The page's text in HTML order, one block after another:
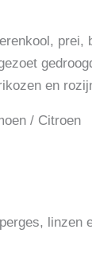
prei,
en
/ Citroen
linzen